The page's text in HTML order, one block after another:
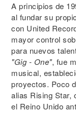
A principios de
al fundar su
con United
mayor control
para nuevos
"Gig - One", fue
musical,
proyectos. Poco
alias Rising Star,
el Reino Unido